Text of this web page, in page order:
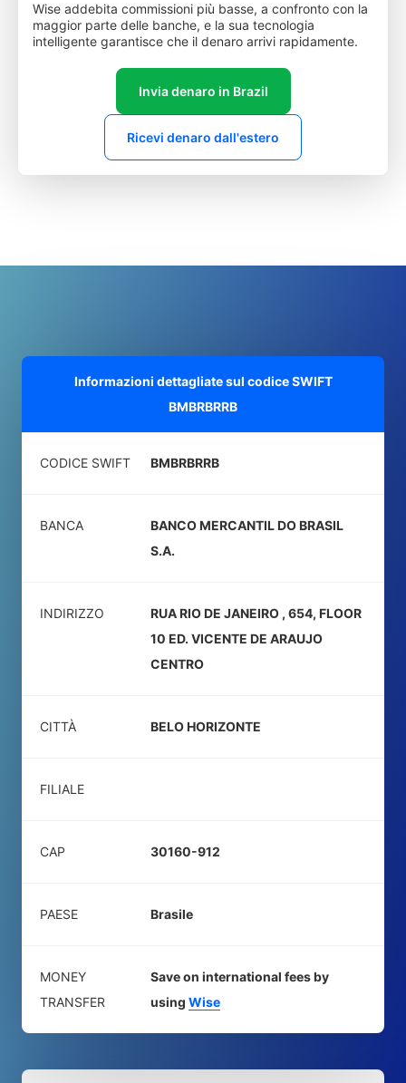
Wise addebita commissioni più basse, a confronto con la
maggior parte delle banche, e la sua tecnologia
intelligente garantisce che il denaro arrivi rapidamente.
Invia denaro in Brazil
Ricevi denaro dall'estero
Informazioni dettagliate sul codice SWIFT
BMBRBRRB
CODICE SWIFT BMBRBRRB
BANCA
BANCO MERCANTIL DO BRASIL
S.A.
INDIRIZZO
RUA RIO DE JANEIRO , 654, FLOOR
10 ED. VICENTE DE ARAUJO
CENTRO
CITTÀ BELO HORIZONTE
FILIALE
CAP 30160-912
PAESE Brasile
MONEY
TRANSFER
Save on international fees by
using Wise